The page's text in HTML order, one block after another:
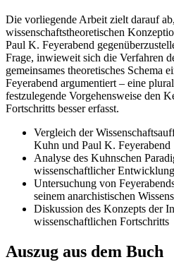
Die vorliegende Arbeit zielt darauf
wissenschaftstheoretischen
Paul K. Feyerabend
Frage, inwieweit sich die Verfahren
gemeinsames theoretisches Schema
Feyerabend argumentiert – eine
festzulegende Vorgehensweise den
Fortschritts besser erfasst.
Vergleich der
Kuhn und Paul K. Feyerabend
Analyse des Kuhnschen
wissenschaftlicher Entwicklung
Untersuchung von
seinem anarchistischen
Diskussion des Konzepts der
wissenschaftlichen Fortschritts
Auszug aus dem Buch